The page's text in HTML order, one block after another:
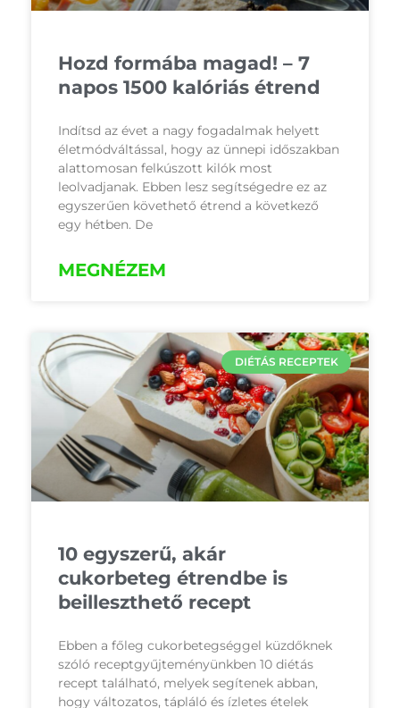
Hozd formába magad! – 7
napos 1500 kalóriás étrend
Indítsd az évet a nagy fogadalmak helyett
életmódváltással, hogy az ünnepi időszakban
alattomosan felkúszott kilók most
leolvadjanak. Ebben lesz segítségedre ez az
egyszerűen követhető étrend a következő
egy hétben. De
MEGNÉZEM
DIÉTÁS RECEPTEK
10 egyszerű, akár
cukorbeteg étrendbe is
beilleszthető recept
Ebben a főleg cukorbetegséggel küzdőknek
szóló receptgyűjteményünkben 10 diétás
recept található, melyek segítenek abban,
hogy változatos, tápláló és ízletes ételek